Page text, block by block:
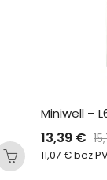
Miniwell –
13,39 €
11,07 €bez